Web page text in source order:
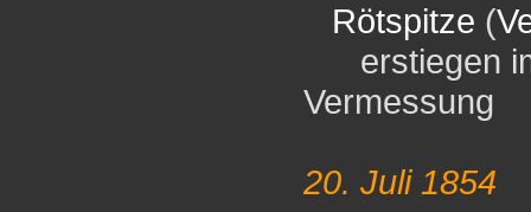
Rötspitze (
erstiegen
Vermessung
20. Juli 1854